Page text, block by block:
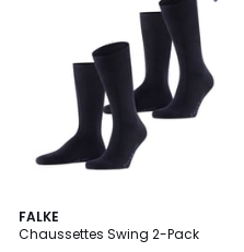
FALKE
Chaussettes Swing 2-Pack
6
Couleurs